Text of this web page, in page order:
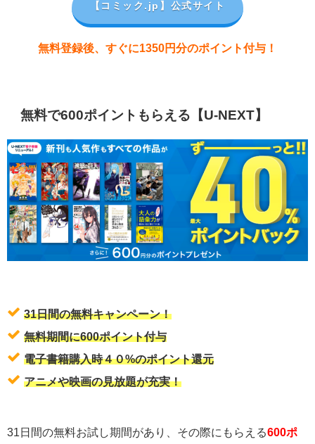
【コミック.jp 】公式サイト
無料登録後、すぐに1350円分のポイント付与！
無料で600ポイントもらえる【U-NEXT】
31日間の無料キャンペーン！
無料期間に600ポイント付与
電子書籍購入時４０%のポイント還元
アニメや映画の見放題が充実！
31日間の無料お試し期間があり、その際にもらえる600ポ